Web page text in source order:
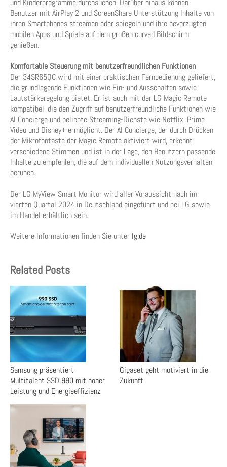
und Kinderprogramme durchsuchen. Darüber hinaus können
Benutzer mit AirPlay 2 und ScreenShare Unterstützung Inhalte von
ihren Smartphones streamen oder spiegeln und ihre bevorzugten
mobilen Apps und Spiele auf dem großen curved Bildschirm
genießen.
Komfortable Steuerung mit benutzerfreundlichen Funktionen
Der 34SR65QC wird mit einer praktischen Fernbedienung geliefert,
die grundlegende Funktionen wie Ein- und Ausschalten sowie
Lautstärkeregelung bietet. Er ist auch mit der LG Magic Remote
kompatibel, die den Zugriff auf benutzerfreundliche Funktionen wie
AI Concierge und beliebte Streaming-Dienste wie Netflix, Prime
Video und Disney+ ermöglicht. Der AI Concierge, der durch Drücken
der Mikrofontaste der Magic Remote aktiviert wird, erkennt
verschiedene Stimmen und ist in der Lage, den Benutzern passende
Inhalte zu empfehlen, die auf dem individuellen Nutzungsverhalten
beruhen.
Der LG MyView Smart Monitor wird aller Voraussicht nach im
vierten Quartal 2024 in Deutschland eingeführt und bei LG sowie
im Handel erhältlich sein.
Weitere Informationen finden Sie unter lg.de
Related Posts
Samsung präsentiert
Multitalent SSD 990 mit hoher
Leistung und Energieeffizienz
Gigaset geht motiviert in die
Zukunft